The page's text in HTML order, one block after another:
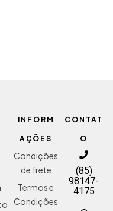
INFORM
AÇÕES
Condições
de frete
Termos e
Condições
CONTAT
O
(85)
98147-
4175